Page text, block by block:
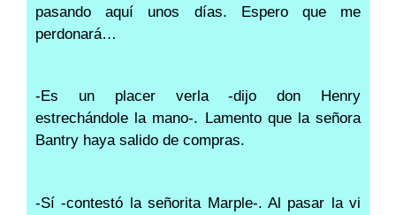
pasando aquí unos días. Espero que me
perdonará…
-Es un placer verla -dijo don Henry
estrechándole la mano-. Lamento que la señora
Bantry haya salido de compras.
-Sí -contestó la señorita Marple-. Al pasar la vi